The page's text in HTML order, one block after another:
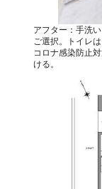
アフター：手洗
ご選択。トイレ
コロナ感染防止
ける。